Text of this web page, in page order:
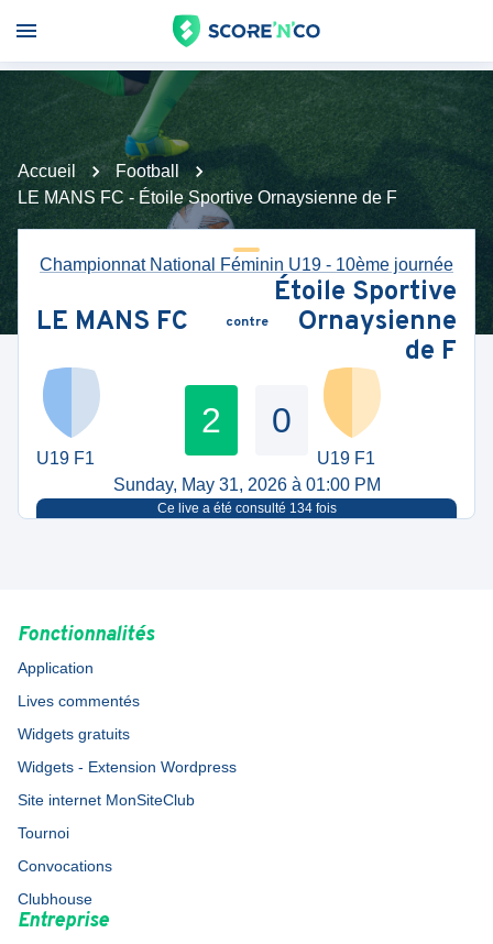
Accueil
Football
LE MANS FC - Étoile Sportive Ornaysienne de F
Championnat National Féminin U19 - 10ème journée
LE MANS FC contre
Étoile Sportive
Ornaysienne
de F
U19 F1
2 0
U19 F1
Sunday, May 31, 2026 à 01:00 PM
Ce live a été consulté 134fois
Fonctionnalités
Application
Lives commentés
Widgets gratuits
Widgets - Extension Wordpress
Site internet MonSiteClub
Tournoi
Convocations
Clubhouse
Entreprise